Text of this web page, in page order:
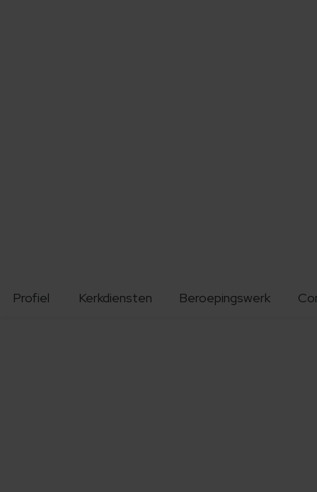
Profiel Kerkdiensten Beroepingswerk